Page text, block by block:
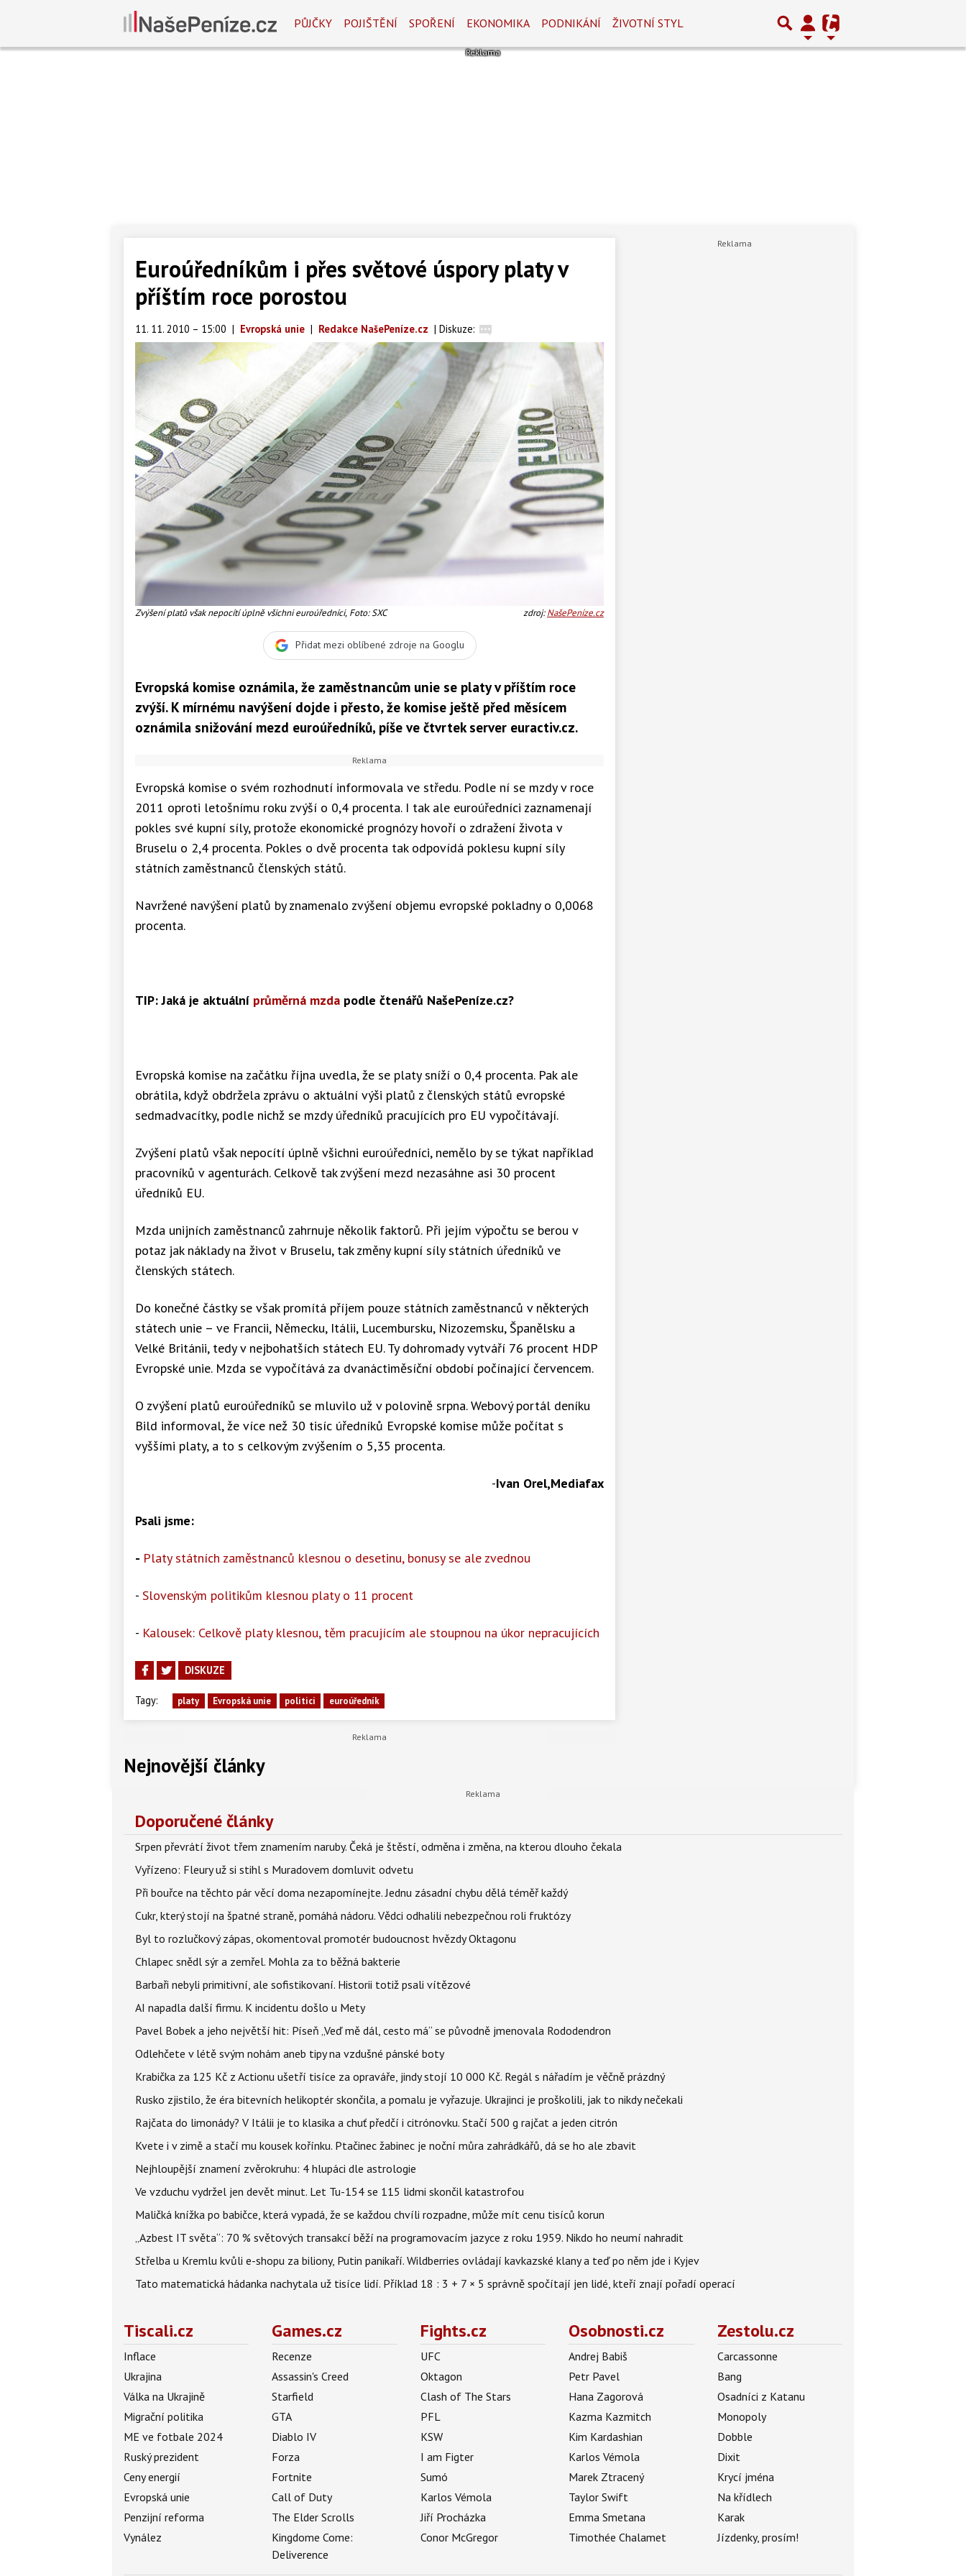
PŮJČKY POJIŠTĚNÍ SPOŘENÍ EKONOMIKA PODNIKÁNÍ ŽIVOTNÍ STYL
Euroúředníkům i přes světové úspory platy v
příštím roce porostou
11. 11. 2010 – 15:00 | Evropská unie | Redakce NašePeníze.cz | Diskuze:
Zvýšení platů však nepocítí úplně všichni euroúředníci, Foto: SXC zdroj:NašePeníze.cz
Přidat mezi oblíbené zdroje na Googlu
Evropská komise oznámila, že zaměstnancům unie se platy v příštím roce
zvýší. K mírnému navýšení dojde i přesto, že komise ještě před měsícem
oznámila snižování mezd euroúředníků, píše ve čtvrtek server euractiv.cz.
Evropská komise o svém rozhodnutí informovala ve středu. Podle ní se mzdy v roce
2011 oproti letošnímu roku zvýší o 0,4 procenta. I tak ale euroúředníci zaznamenají
pokles své kupní síly, protože ekonomické prognózy hovoří o zdražení života v
Bruselu o 2,4 procenta. Pokles o dvě procenta tak odpovídá poklesu kupní síly
státních zaměstnanců členských států.
Navržené navýšení platů by znamenalo zvýšení objemu evropské pokladny o 0,0068
procenta.
TIP: Jaká je aktuální průměrná mzda podle čtenářů NašePeníze.cz?
Evropská komise na začátku října uvedla, že se platy sníží o 0,4 procenta. Pak ale
obrátila, když obdržela zprávu o aktuální výši platů z členských států evropské
sedmadvacítky, podle nichž se mzdy úředníků pracujících pro EU vypočítávají.
Zvýšení platů však nepocítí úplně všichni euroúředníci, nemělo by se týkat například
pracovníků v agenturách. Celkově tak zvýšení mezd nezasáhne asi 30 procent
úředníků EU.
Mzda unijních zaměstnanců zahrnuje několik faktorů. Při jejím výpočtu se berou v
potaz jak náklady na život v Bruselu, tak změny kupní síly státních úředníků ve
členských státech.
Do konečné částky se však promítá příjem pouze státních zaměstnanců v některých
státech unie – ve Francii, Německu, Itálii, Lucembursku, Nizozemsku, Španělsku a
Velké Británii, tedy v nejbohatších státech EU. Ty dohromady vytváří 76 procent HDP
Evropské unie. Mzda se vypočítává za dvanáctiměsíční období počínající červencem.
O zvýšení platů euroúředníků se mluvilo už v polovině srpna. Webový portál deníku
Bild informoval, že více než 30 tisíc úředníků Evropské komise může počítat s
vyššími platy, a to s celkovým zvýšením o 5,35 procenta.
-Ivan Orel,Mediafax
Psali jsme:
- Platy státních zaměstnanců klesnou o desetinu, bonusy se ale zvednou
- Slovenským politikům klesnou platy o 11 procent
- Kalousek: Celkově platy klesnou, těm pracujícím ale stoupnou na úkor nepracujících
DISKUZE
Tagy: platy Evropská unie politici euroúředník
Nejnovější články
Doporučené články
Srpen převrátí život třem znamením naruby. Čeká je štěstí, odměna i změna, na kterou dlouho čekala
Vyřízeno: Fleury už si stihl s Muradovem domluvit odvetu
Při bouřce na těchto pár věcí doma nezapomínejte. Jednu zásadní chybu dělá téměř každý
Cukr, který stojí na špatné straně, pomáhá nádoru. Vědci odhalili nebezpečnou roli fruktózy
Byl to rozlučkový zápas, okomentoval promotér budoucnost hvězdy Oktagonu
Chlapec snědl sýr a zemřel. Mohla za to běžná bakterie
Barbaři nebyli primitivní, ale sofistikovaní. Historii totiž psali vítězové
AI napadla další firmu. K incidentu došlo u Mety
Pavel Bobek a jeho největší hit: Píseň „Veď mě dál, cesto má“ se původně jmenovala Rododendron
Odlehčete v létě svým nohám aneb tipy na vzdušné pánské boty
Krabička za 125 Kč z Actionu ušetří tisíce za opraváře, jindy stojí 10 000 Kč. Regál s nářadím je věčně prázdný
Rusko zjistilo, že éra bitevních helikoptér skončila, a pomalu je vyřazuje. Ukrajinci je proškolili, jak to nikdy nečekali
Rajčata do limonády? V Itálii je to klasika a chuť předčí i citrónovku. Stačí 500 g rajčat a jeden citrón
Kvete i v zimě a stačí mu kousek kořínku. Ptačinec žabinec je noční můra zahrádkářů, dá se ho ale zbavit
Nejhloupější znamení zvěrokruhu: 4 hlupáci dle astrologie
Ve vzduchu vydržel jen devět minut. Let Tu-154 se 115 lidmi skončil katastrofou
Maličká knížka po babičce, která vypadá, že se každou chvíli rozpadne, může mít cenu tisíců korun
„Azbest IT světa“: 70 % světových transakcí běží na programovacím jazyce z roku 1959. Nikdo ho neumí nahradit
Střelba u Kremlu kvůli e-shopu za biliony, Putin panikaří. Wildberries ovládají kavkazské klany a teď po něm jde i Kyjev
Tato matematická hádanka nachytala už tisíce lidí. Příklad 18 : 3 + 7 × 5 správně spočítají jen lidé, kteří znají pořadí operací
Tiscali.cz
Inflace
Ukrajina
Válka na Ukrajině
Migrační politika
ME ve fotbale 2024
Ruský prezident
Ceny energií
Evropská unie
Penzijní reforma
Vynález
Games.cz
Recenze
Assassin's Creed
Starfield
GTA
Diablo IV
Forza
Fortnite
Call of Duty
The Elder Scrolls
Kingdome Come:
Deliverence
Fights.cz
UFC
Oktagon
Clash of The Stars
PFL
KSW
I am Figter
Sumó
Karlos Vémola
Jiří Procházka
Conor McGregor
Osobnosti.cz
Andrej Babiš
Petr Pavel
Hana Zagorová
Kazma Kazmitch
Kim Kardashian
Karlos Vémola
Marek Ztracený
Taylor Swift
Emma Smetana
Timothée Chalamet
Zestolu.cz
Carcassonne
Bang
Osadníci z Katanu
Monopoly
Dobble
Dixit
Krycí jména
Na křídlech
Karak
Jízdenky, prosím!